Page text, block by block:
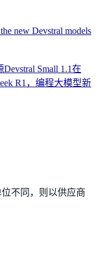
new Devstral models
Small 1.1在
R1，编程大模型新
不同，则以供应商